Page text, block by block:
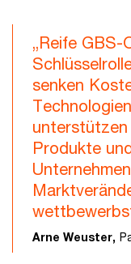
„Reife GBS-
senken
unterstützen
Produkte
Arne Weuster,